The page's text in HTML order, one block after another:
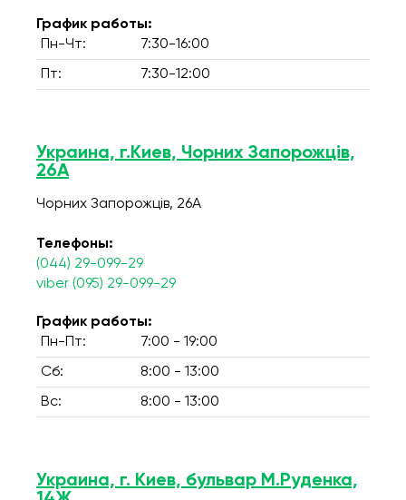
График работы:
Пн-Чт:
7:30-16:00
Пт: 7:30-12:00
Украина, г.Киев, Чорних Запорожців,
26А
Чорних Запорожців, 26А
Телефоны:
(044) 29-099-29
viber (095) 29-099-29
График работы:
Пн-Пт:
7:00 - 19:00
Сб: 8:00 - 13:00
Вс: 8:00 - 13:00
Украина, г. Киев, бульвар М.Руденка,